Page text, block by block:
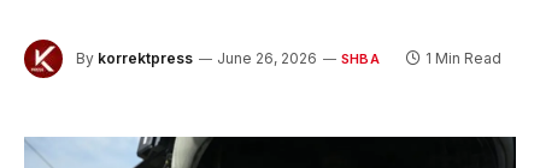
By korrektpress June 26, 2026 SHBA 1 Min Read